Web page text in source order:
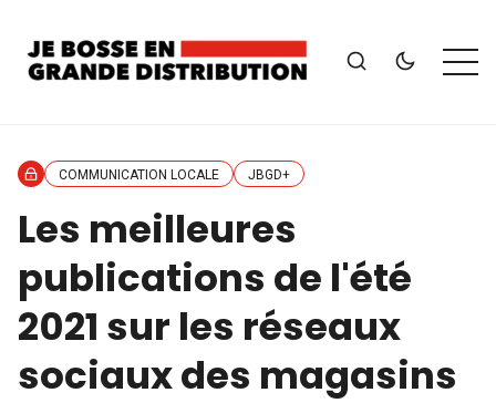
COMMUNICATION LOCALE JBGD+
Les meilleures
publications de l'été
2021 sur les réseaux
sociaux des magasins